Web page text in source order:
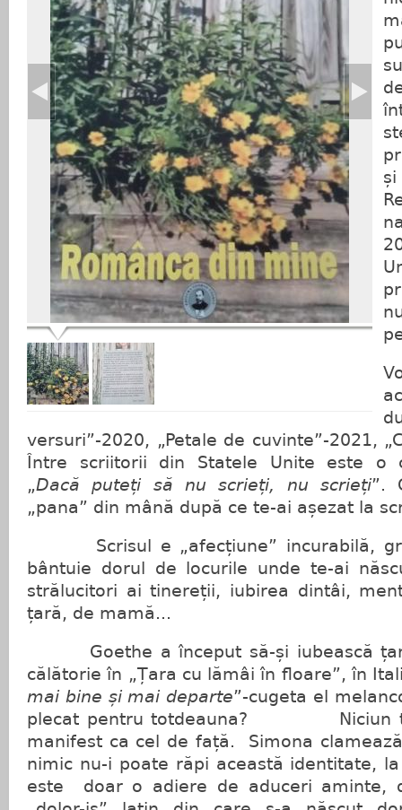
și
versuri”-2020, „Petale de cuvinte”-2021,
Între scriitorii din Statele Unite este o
„Dacă puteți să nu scrieți, nu scrieți”.
„pana” din mână după ce te-ai așezat la
Scrisul e „afecțiune” incurabilă,
bântuie dorul de locurile unde te-ai
strălucitori ai tinereții, iubirea dintâi,
țară, de mamă...
Goethe a început să-și iubească
călătorie în „Țara cu lămâi în floare”, în
mai bine și mai departe”-cugeta el
plecat pentru totdeauna? Niciun
manifest ca cel de față. Simona
nimic nu-i poate răpi această identitate,
este doar o adiere de aduceri aminte,